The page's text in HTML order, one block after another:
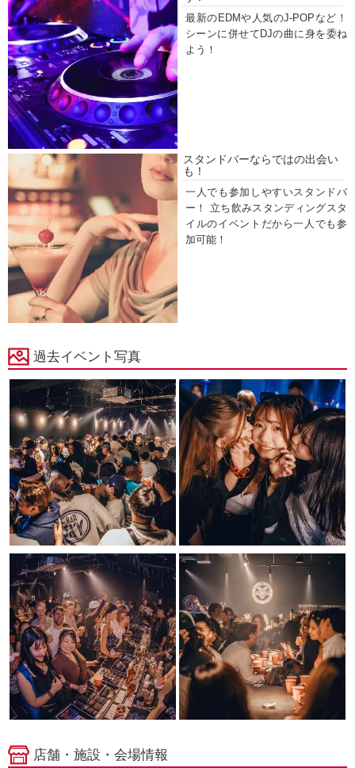
最新のEDMや人気のJ-POPなど！
シーンに併せてDJの曲に身を委ね
よう！
スタンドバーならではの出会い
も！
一人でも参加しやすいスタンドバ
ー！ 立ち飲みスタンディングスタ
イルのイベントだから一人でも参
加可能！
過去イベント写真
店舗・施設・会場情報